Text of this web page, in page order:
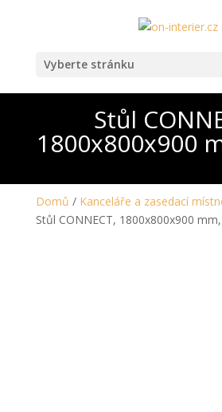
Vyberte stránku
Stůl
1800x800x900
Domů / Kanceláře a zasedací
Stůl CONNECT, 1800x800x900